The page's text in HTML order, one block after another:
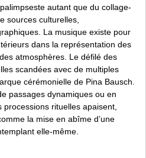
autant que du collage-
sources culturelles,
La musique existe pour
dans la représentation des
atmosphères. Le défilé des
scandées avec de multiples
cérémonielle de Pina Bausch.
passages dynamiques ou en
rituelles apaisent,
la mise en abîme d’une
elle-même.